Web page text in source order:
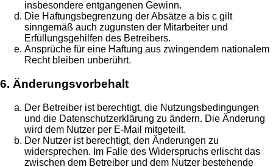
insbesondere entgangenen Gewinn.
Die Haftungsbegrenzung der Absätze a bis c gilt
sinngemäß auch zugunsten der Mitarbeiter und
Erfüllungsgehilfen des Betreibers.
Ansprüche für eine Haftung aus zwingendem nationalem
Recht bleiben unberührt.
6. Änderungsvorbehalt
Der Betreiber ist berechtigt, die Nutzungsbedingungen
und die Datenschutzerklärung zu ändern. Die Änderung
wird dem Nutzer per E-Mail mitgeteilt.
Der Nutzer ist berechtigt, den Änderungen zu
widersprechen. Im Falle des Widerspruchs erlischt das
zwischen dem Betreiber und dem Nutzer bestehende